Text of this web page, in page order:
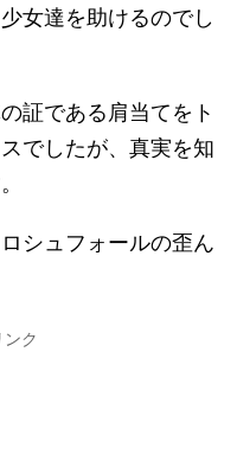
女達を助けるのでし
証である肩当てをト
でしたが、真実を知
シュフォールの歪ん
ク